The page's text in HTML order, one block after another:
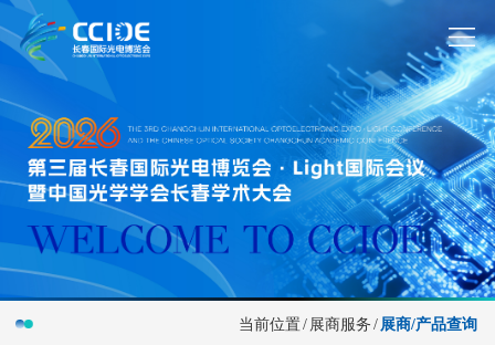
当前位置/ 展商服务 /展商/产品查询